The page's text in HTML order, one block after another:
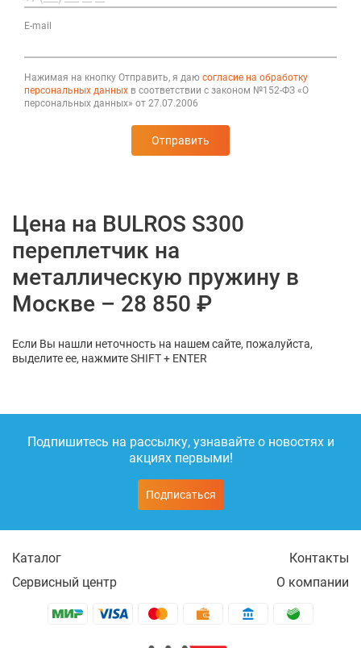
E-mail
Нажимая на кнопку Отправить, я даю согласие на обработку
персональных данных в соответствии с законом №152-ФЗ «О
персональных данных» от 27.07.2006
Отправить
Цена на BULROS S300
переплетчик на
металлическую пружину в
Москве – 28 850 ₽
Если Вы нашли неточность на нашем сайте, пожалуйста,
выделите ее, нажмите SHIFT + ENTER
Подпишитесь на рассылку, узнавайте о новостях и
акциях первыми!
Подписаться
Каталог
Контакты
Сервисный центр
О компании